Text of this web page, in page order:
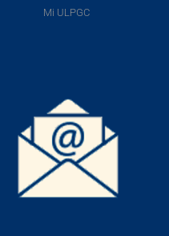
Mi ULPGC